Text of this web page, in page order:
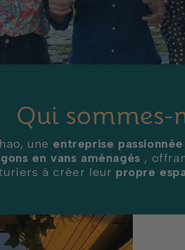
Qui sommes-
une entreprise passionnée
en vans aménagés ,
à créer leur propre